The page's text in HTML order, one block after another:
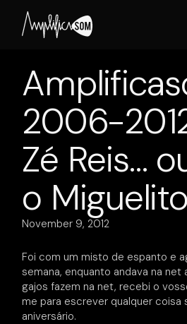
content
2006-
Zé Reis…
o
November 9, 2012
Foi com um misto de espanto e
semana, enquanto andava na net
gajos fazem na net, recebi o
me para escrever qualquer coisa
aniversário.